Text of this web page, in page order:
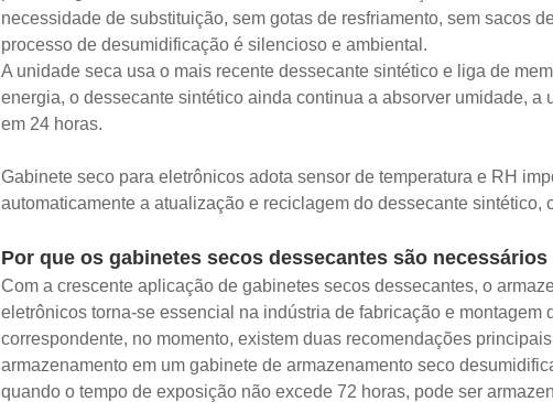
necessidade de substituição, sem gotas de resfriamento, sem sacos
processo de desumidificação é silencioso e ambiental.
A unidade seca usa o mais recente dessecante sintético e liga de
energia, o dessecante sintético ainda continua a absorver umidade,
em 24 horas.
Gabinete seco para eletrônicos adota sensor de temperatura e RH
automaticamente a atualização e reciclagem do dessecante sintético,
Por que os gabinetes secos dessecantes são
Com a crescente aplicação de gabinetes secos dessecantes, o
eletrônicos torna-se essencial na indústria de fabricação e montagem
correspondente, no momento, existem duas recomendações
armazenamento em um gabinete de armazenamento seco
quando o tempo de exposição não excede 72 horas, pode ser